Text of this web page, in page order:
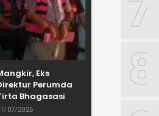
Eks
Perumda
Bhagasasi
Kejari Bekasi
07/2026
8